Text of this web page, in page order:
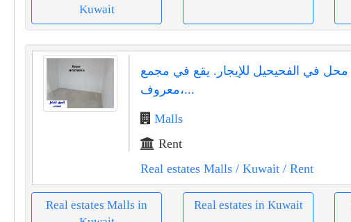
Kuwait
محل في الفحيحيل للإيجار. يقع في مجمع
معروف،...
Malls
Rent
Real estates Malls/ Kuwait/ Rent
Real estates Malls in
Real estates in Kuwait